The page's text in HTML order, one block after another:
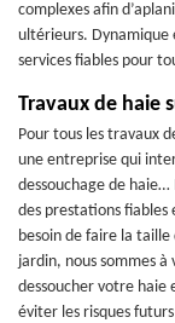
complexes afin
ultérieurs. Dynamique
services fiables pour
Travaux de haie
Pour tous les travaux
une entreprise qui
dessouchage de
des prestations fiables
besoin de faire la taille
jardin, nous sommes
dessoucher votre haie
éviter les risques